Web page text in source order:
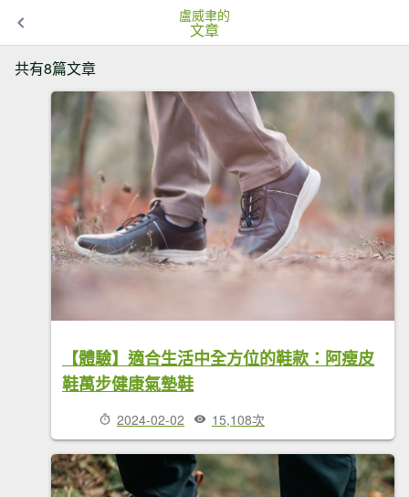
盧威聿的
文章
共有8篇文章
【體驗】適合生活中全方位的鞋款：阿瘦皮
鞋萬步健康氣墊鞋
2024-02-02 15,108次